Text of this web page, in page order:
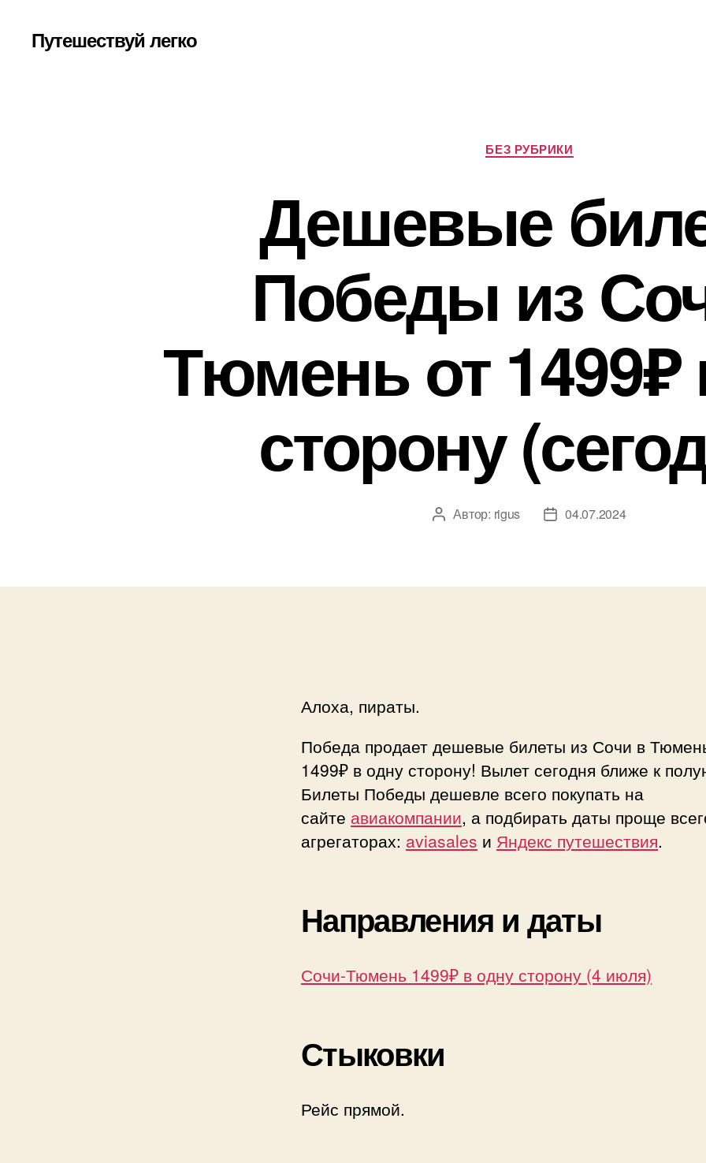
Путешествуй легко
Рубрики
БЕЗ РУБРИКИ
Дешевые
Победы из
Тюмень от 1499₽
сторону
Автор
Автор: rigus
Дата04.07.2024
Алоха, пираты.
Победа продает дешевые билеты из Сочи в
1499₽ в одну сторону! Вылет сегодня ближе к
Билеты Победы дешевле всего покупать на
сайте авиакомпании, а подбирать даты проще
агрегаторах: aviasales и Яндекс путешествия.
Направления и даты
Сочи-Тюмень 1499₽ в одну сторону (4 июля)
Стыковки
Рейс прямой.